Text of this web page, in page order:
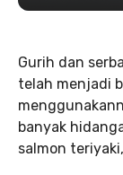
Gurih dan
telah menjadi
banyak
salmon